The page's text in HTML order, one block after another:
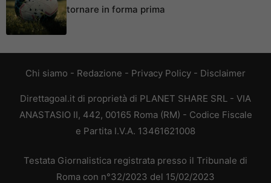
tornare in forma prima
Chi siamo - Redazione - Privacy Policy - Disclaimer
Direttagoal.it di proprietà di PLANET SHARE SRL - VIA
ANASTASIO II, 442, 00165 Roma (RM) - Codice Fiscale
e Partita I.V.A. 13461621008
Testata Giornalistica registrata presso il Tribunale di
Roma con n°32/2023 del 15/02/2023